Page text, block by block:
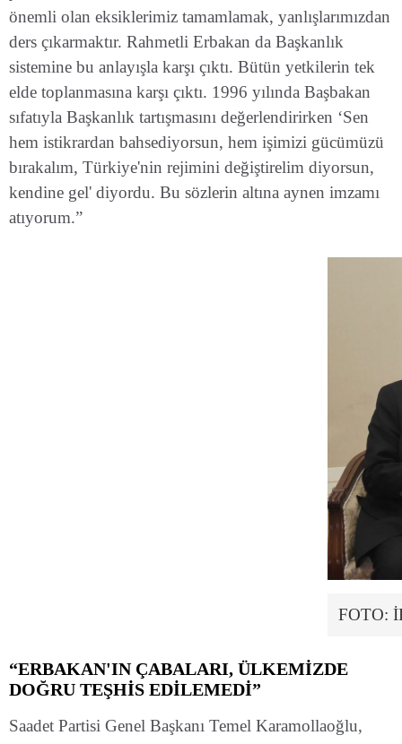
önemli olan eksiklerimiz tamamlamak, yanlışlarımızdan
ders çıkarmaktır. Rahmetli Erbakan da Başkanlık
sistemine bu anlayışla karşı çıktı. Bütün yetkilerin tek
elde toplanmasına karşı çıktı. 1996 yılında Başbakan
sıfatıyla Başkanlık tartışmasını değerlendirirken ‘Sen
hem istikrardan bahsediyorsun, hem işimizi gücümüzü
bırakalım, Türkiye'nin rejimini değiştirelim diyorsun,
kendine gel' diyordu. Bu sözlerin altına aynen imzamı
atıyorum.”
FOTO:
“ERBAKAN'IN ÇABALARI, ÜLKEMİZDE
DOĞRU TEŞHİS EDİLEMEDİ”
Saadet Partisi Genel Başkanı Temel Karamollaoğlu,